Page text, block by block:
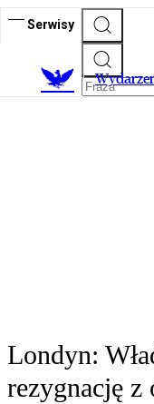
Serwisy
Londyn:
rezygnację z